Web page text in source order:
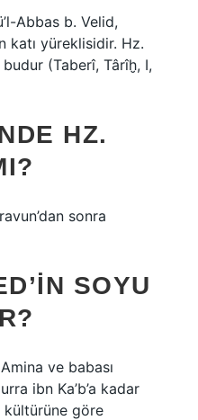
Abbas b. Velid,
katı yüreklisidir. Hz.
budur (Taberî, Târîḫ, I,
HZ.
sonra
SOYU
ve babası
ibn Ka’b’a kadar
kültürüne göre